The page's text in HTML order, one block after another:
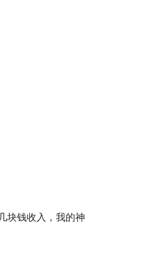
块钱收入，我的神